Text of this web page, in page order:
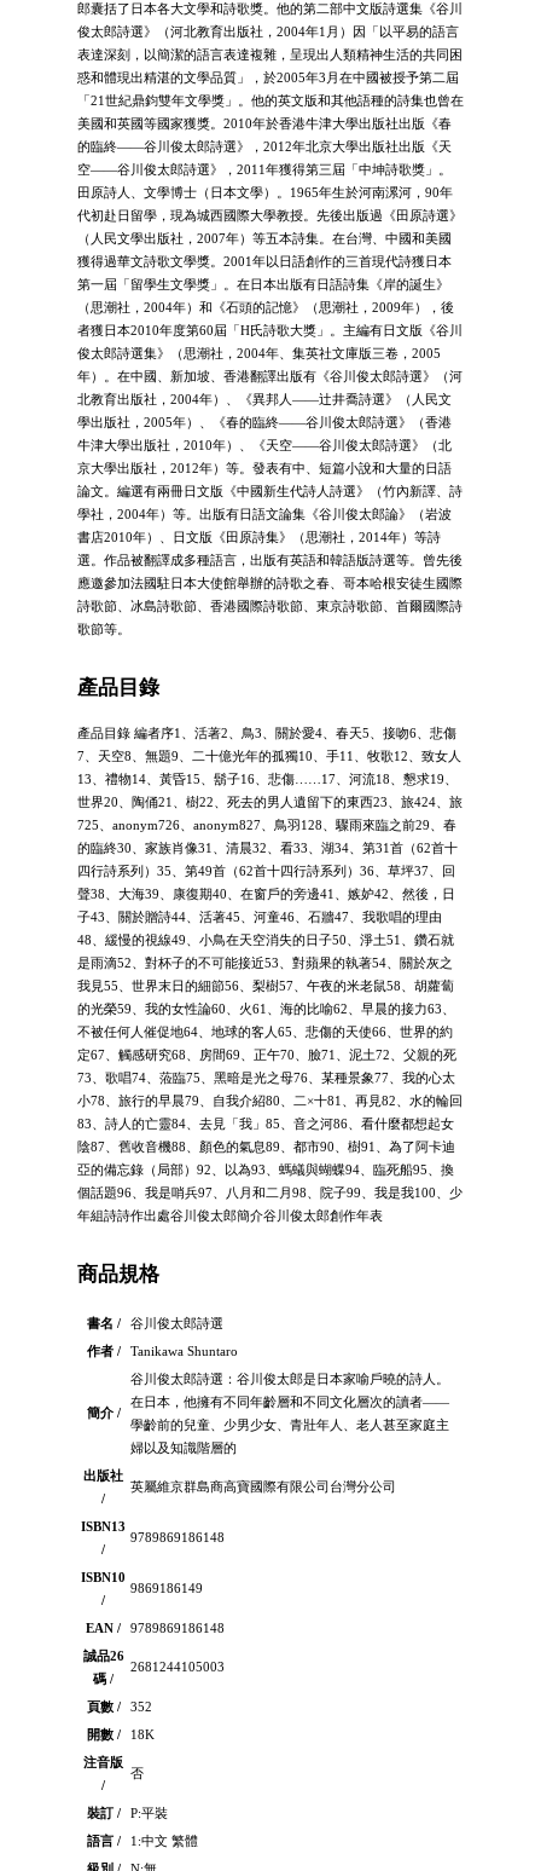
郎囊括了日本各大文學和詩歌獎。他的第二部中文版詩選集《谷川
俊太郎詩選》（河北教育出版社，2004年1月）因「以平易的語言
表達深刻，以簡潔的語言表達複雜，呈現出人類精神生活的共同困
惑和體現出精湛的文學品質」，於2005年3月在中國被授予第二屆
「21世紀鼎鈞雙年文學獎」。他的英文版和其他語種的詩集也曾在
美國和英國等國家獲獎。2010年於香港牛津大學出版社出版《春
的臨終――谷川俊太郎詩選》，2012年北京大學出版社出版《天
空——谷川俊太郎詩選》，2011年獲得第三屆「中坤詩歌獎」。
田原詩人、文學博士（日本文學）。1965年生於河南漯河，90年
代初赴日留學，現為城西國際大學教授。先後出版過《田原詩選》
（人民文學出版社，2007年）等五本詩集。在台灣、中國和美國
獲得過華文詩歌文學獎。2001年以日語創作的三首現代詩獲日本
第一屆「留學生文學獎」。在日本出版有日語詩集《岸的誕生》
（思潮社，2004年）和《石頭的記憶》（思潮社，2009年），後
者獲日本2010年度第60屆「H氏詩歌大獎」。主編有日文版《谷川
俊太郎詩選集》（思潮社，2004年、集英社文庫版三卷，2005
年）。在中國、新加坡、香港翻譯出版有《谷川俊太郎詩選》（河
北教育出版社，2004年）、《異邦人――辻井喬詩選》（人民文
學出版社，2005年）、《春的臨終――谷川俊太郎詩選》（香港
牛津大學出版社，2010年）、《天空――谷川俊太郎詩選》（北
京大學出版社，2012年）等。發表有中、短篇小說和大量的日語
論文。編選有兩冊日文版《中國新生代詩人詩選》（竹內新譯、詩
學社，2004年）等。出版有日語文論集《谷川俊太郎論》（岩波
書店2010年）、日文版《田原詩集》（思潮社，2014年）等詩
選。作品被翻譯成多種語言，出版有英語和韓語版詩選等。曾先後
應邀參加法國駐日本大使館舉辦的詩歌之春、哥本哈根安徒生國際
詩歌節、冰島詩歌節、香港國際詩歌節、東京詩歌節、首爾國際詩
歌節等。
產品目錄
產品目錄 編者序1、活著2、鳥3、關於愛4、春天5、接吻6、悲傷
7、天空8、無題9、二十億光年的孤獨10、手11、牧歌12、致女人
13、禮物14、黃昏15、鬍子16、悲傷……17、河流18、懇求19、
世界20、陶俑21、樹22、死去的男人遺留下的東西23、旅424、旅
725、anonym726、anonym827、鳥羽128、驟雨來臨之前29、春
的臨終30、家族肖像31、清晨32、看33、湖34、第31首（62首十
四行詩系列）35、第49首（62首十四行詩系列）36、草坪37、回
聲38、大海39、康復期40、在窗戶的旁邊41、嫉妒42、然後，日
子43、關於贈詩44、活著45、河童46、石牆47、我歌唱的理由
48、緩慢的視線49、小鳥在天空消失的日子50、淨土51、鑽石就
是雨滴52、對杯子的不可能接近53、對蘋果的執著54、關於灰之
我見55、世界末日的細節56、梨樹57、午夜的米老鼠58、胡蘿蔔
的光榮59、我的女性論60、火61、海的比喻62、早晨的接力63、
不被任何人催促地64、地球的客人65、悲傷的天使66、世界的約
定67、觸感研究68、房間69、正午70、臉71、泥土72、父親的死
73、歌唱74、蒞臨75、黑暗是光之母76、某種景象77、我的心太
小78、旅行的早晨79、自我介紹80、二×十81、再見82、水的輪回
83、詩人的亡靈84、去見「我」85、音之河86、看什麼都想起女
陰87、舊收音機88、顏色的氣息89、都市90、樹91、為了阿卡迪
亞的備忘錄（局部）92、以為93、螞蟻與蝴蝶94、臨死船95、換
個話題96、我是哨兵97、八月和二月98、院子99、我是我100、少
年組詩詩作出處谷川俊太郎簡介谷川俊太郎創作年表
商品規格
書名 /
谷川俊太郎詩選
作者 /
Tanikawa Shuntaro
簡介 /
谷川俊太郎詩選：谷川俊太郎是日本家喻戶曉的詩人。
在日本，他擁有不同年齡層和不同文化層次的讀者――
學齡前的兒童、少男少女、青壯年人、老人甚至家庭主
婦以及知識階層的
出版社
/
英屬維京群島商高寶國際有限公司台灣分公司
ISBN13
/
9789869186148
ISBN10
/
9869186149
EAN /
9789869186148
誠品26
碼 /
2681244105003
頁數 /
352
開數 /
18K
注音版
/
否
裝訂 /
P:平裝
語言 /
1:中文 繁體